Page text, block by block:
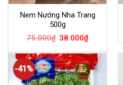
Nem Nướng Nha Trang
500g
75.000₫ 38.000₫
-41%